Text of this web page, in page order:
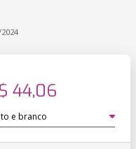
44,06